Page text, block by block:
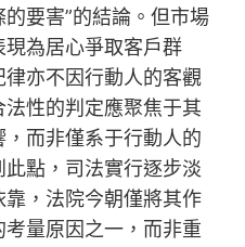
要害”的結論。但市場
為居心爭取客戶群
亦不因行動人的客觀
性的判定應聚焦于其
而非僅系于行動人的
點，司法實行逐步淡
，法院今朝僅將其作
量原因之一，而非重